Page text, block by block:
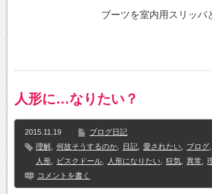
ブーツを室内用スリッパ
人形に…なりたい？
2015.11.19
ブログ日記
理解
何故そうするのか 日記 愛されたい ブログ
人形
ビスクドール 人形になりたい 狂気 異常
コメントを書く